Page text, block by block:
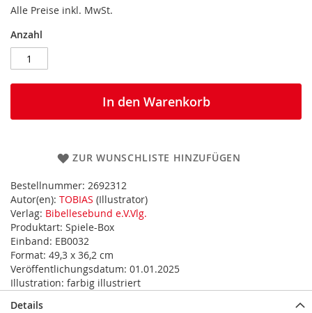
Alle Preise inkl. MwSt.
Anzahl
In den Warenkorb
ZUR WUNSCHLISTE HINZUFÜGEN
Bestellnummer: 2692312
Autor(en): TOBIAS (Illustrator)
Verlag: Bibellesebund e.V.Vlg.
Produktart: Spiele-Box
Einband: EB0032
Format: 49,3 x 36,2 cm
Veröffentlichungsdatum: 01.01.2025
Illustration: farbig illustriert
Details